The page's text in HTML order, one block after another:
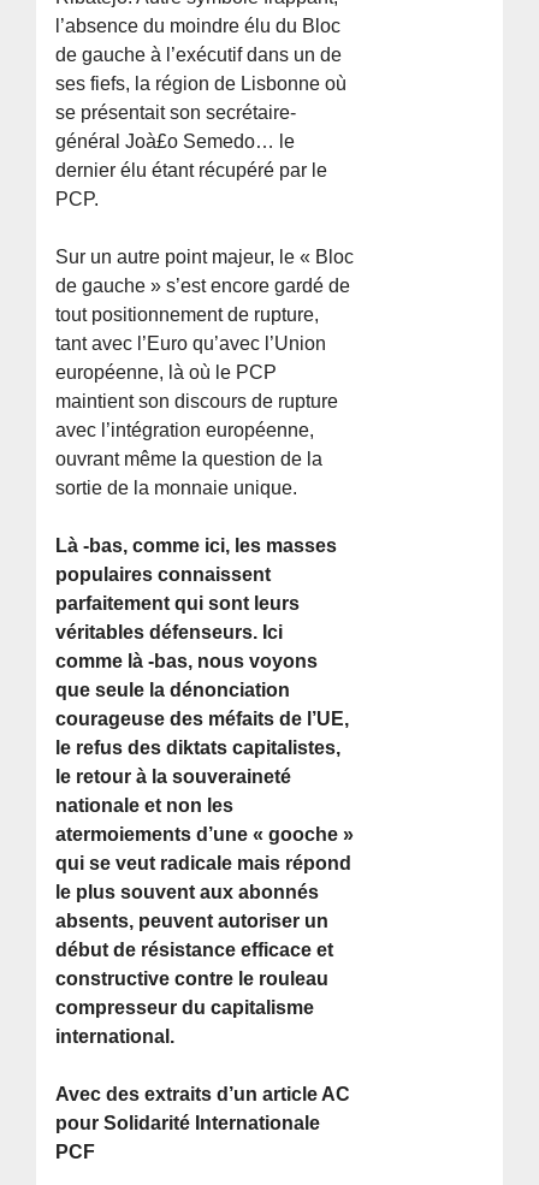
l’absence du moindre élu du Bloc
de gauche à l’exécutif dans un de
ses fiefs, la région de Lisbonne où
se présentait son secrétaire-
général Joà£o Semedo… le
dernier élu étant récupéré par le
PCP.
Sur un autre point majeur, le « Bloc
de gauche » s’est encore gardé de
tout positionnement de rupture,
tant avec l’Euro qu’avec l’Union
européenne, là où le PCP
maintient son discours de rupture
avec l’intégration européenne,
ouvrant même la question de la
sortie de la monnaie unique.
Là -bas, comme ici, les masses
populaires connaissent
parfaitement qui sont leurs
véritables défenseurs. Ici
comme là -bas, nous voyons
que seule la dénonciation
courageuse des méfaits de l’UE,
le refus des diktats capitalistes,
le retour à la souveraineté
nationale et non les
atermoiements d’une « gooche »
qui se veut radicale mais répond
le plus souvent aux abonnés
absents, peuvent autoriser un
début de résistance efficace et
constructive contre le rouleau
compresseur du capitalisme
international.
Avec des extraits d’un article AC
pour Solidarité Internationale
PCF